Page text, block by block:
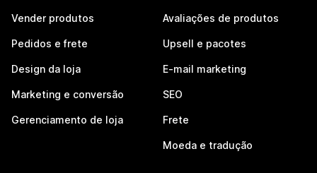
Vender produtos
Pedidos e frete
Design da loja
Marketing e conversão
Gerenciamento de loja
Avaliações de produtos
Upsell e pacotes
E-mail marketing
SEO
Frete
Moeda e tradução